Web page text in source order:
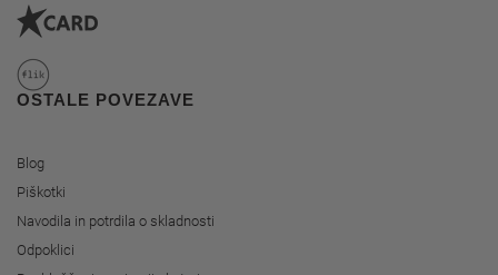
OSTALE POVEZAVE
Blog
Piškotki
Navodila in potrdila o skladnosti
Odpoklici